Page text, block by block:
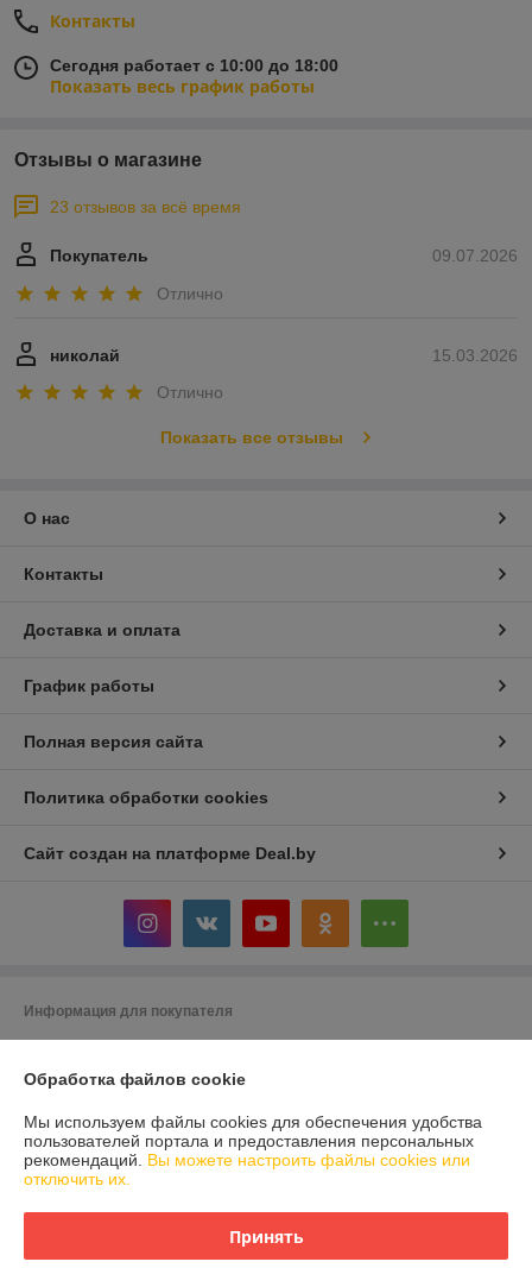
Контакты
Сегодня работает с 10:00 до 18:00
Показать весь график работы
Отзывы о магазине
23 отзывов за всё время
09.07.2026
Покупатель
Отлично
15.03.2026
николай
Отлично
Показать все отзывы
О нас
Контакты
Доставка и оплата
График работы
Полная версия сайта
Политика обработки cookies
Сайт создан на платформе Deal.by
Информация для покупателя
УНП: 491228405
Регистрационный орган: Администрация Железнодорожного района
Дата регистрации компании: 29.10.2014
Обработка файлов cookie
Мы используем файлы cookies для обеспечения удобства
пользователей портала и предоставления персональных
рекомендаций. Вы можете настроить файлы cookies или
отключить их.
Принять